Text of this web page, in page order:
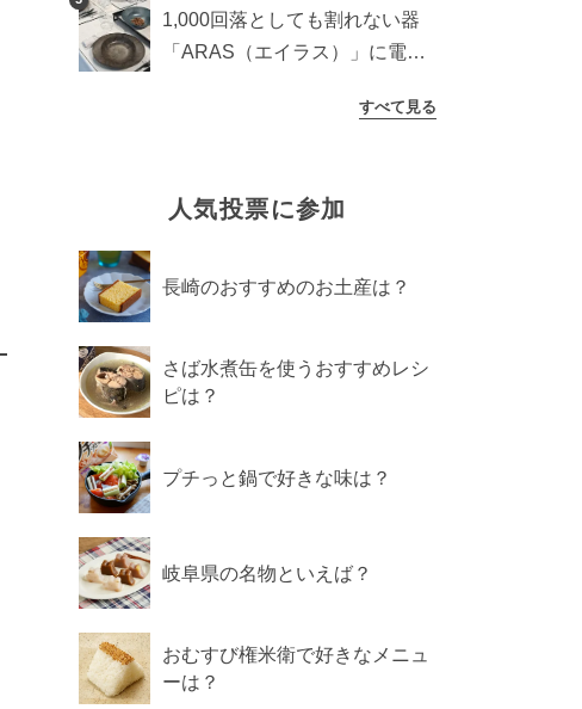
1,000回落としても割れない器
「ARAS（エイラス）」に電子
すべて見る
人気投票に参加
長崎のおすすめのお土産は？
さば水煮缶を使うおすすめレシ
ピは？
プチっと鍋で好きな味は？
岐阜県の名物といえば？
おむすび権米衛で好きなメニュ
ーは？